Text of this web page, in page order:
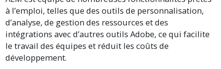
à l’emploi, telles que des outils de personnalisation,
d’analyse, de gestion des ressources et des
intégrations avec d’autres outils Adobe, ce qui facilite
le travail des équipes et réduit les coûts de
développement.